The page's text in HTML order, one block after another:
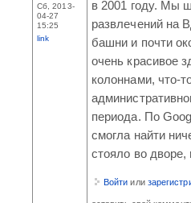
Сб, 2013-
04-27
15:25
link
в 2001 году. Мы
развлечений на
башни и почти
очень красивое
колоннами, что-
периода. По
смогла найти
стояло во дворе,
Войти или